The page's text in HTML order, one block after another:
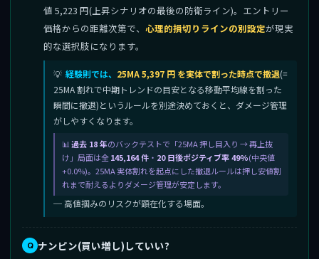
値 5,223 円(上昇シナリオの最後の防衛ライン)。エントリー
価格からの距離次第で、 心理的損切りラインの別設定が現実
的な選択肢になります。
経験則では、 25MA 5,397 円 を実体で割った時点で撤退(=
25MA 割れで中期トレンドの目安となる移動平均線を割った
瞬間に撤退)というルールを別途決めておくと、ダメージ管理
がしやすくなります。
過去 18 年のバックテストで「25MA 押し目入り → 再上抜
け」局面は全145,164 件 ・ 20 日後ポジティブ率 49%(中央値
+0.0%)。25MA 実体割れを起点にした撤退ルールは押し安値割
れまで耐えるよりダメージ管理が安定します。
─ 高値掴みのリスクが顕在化する場面。
ナンピン(買い増し)していい?